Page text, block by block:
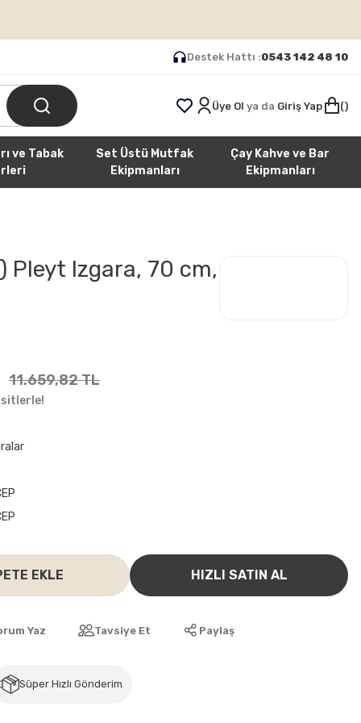
Destek Hattı :0543 142 48 10
Üye Ol ya da Giriş Yap
ve Tabak
Set Üstü Mutfak
Ekipmanları
Çay Kahve ve Bar
Ekipmanları
Pleyt Izgara, 70 cm,
11.659,82 TL
EKLE HIZLI SATIN AL
Yaz Tavsiye Et Paylaş
Süper Hızlı Gönderim